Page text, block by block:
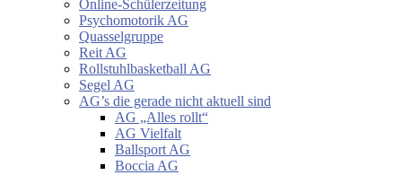
Online-Schülerzeitung
Psychomotorik AG
Quasselgruppe
Reit AG
Rollstuhlbasketball AG
Segel AG
AG’s die gerade nicht aktuell sind
AG „Alles rollt“
AG Vielfalt
Ballsport AG
Boccia AG